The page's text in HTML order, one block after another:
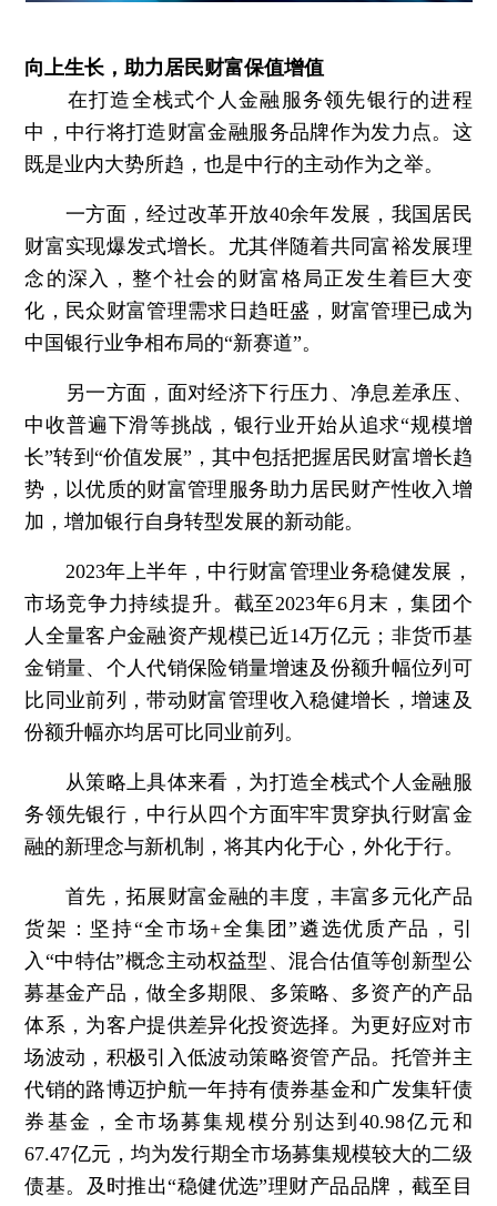
向上生长，助力居民财富保值增值
在打造全栈式个人金融服务领先银行的进程
中，中行将打造财富金融服务品牌作为发力点。这
既是业内大势所趋，也是中行的主动作为之举。
一方面，经过改革开放40余年发展，我国居民
财富实现爆发式增长。尤其伴随着共同富裕发展理
念的深入，整个社会的财富格局正发生着巨大变
化，民众财富管理需求日趋旺盛，财富管理已成为
中国银行业争相布局的“新赛道”。
另一方面，面对经济下行压力、净息差承压、
中收普遍下滑等挑战，银行业开始从追求“规模增
长”转到“价值发展”，其中包括把握居民财富增长趋
势，以优质的财富管理服务助力居民财产性收入增
加，增加银行自身转型发展的新动能。
2023年上半年，中行财富管理业务稳健发展，
市场竞争力持续提升。截至2023年6月末，集团个
人全量客户金融资产规模已近14万亿元；非货币基
金销量、个人代销保险销量增速及份额升幅位列可
比同业前列，带动财富管理收入稳健增长，增速及
份额升幅亦均居可比同业前列。
从策略上具体来看，为打造全栈式个人金融服
务领先银行，中行从四个方面牢牢贯穿执行财富金
融的新理念与新机制，将其内化于心，外化于行。
首先，拓展财富金融的丰度，丰富多元化产品
货架： 坚持“全市场+全集团”遴选优质产品，引
入“中特估”概念主动权益型、混合估值等创新型公
募基金产品，做全多期限、多策略、多资产的产品
体系，为客户提供差异化投资选择。为更好应对市
场波动，积极引入低波动策略资管产品。托管并主
代销的路博迈护航一年持有债券基金和广发集轩债
券基金，全市场募集规模分别达到40.98亿元和
67.47亿元，均为发行期全市场募集规模较大的二级
债基。及时推出“稳健优选”理财产品品牌，截至目